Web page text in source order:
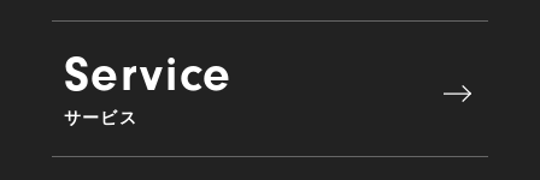
Service
サービス